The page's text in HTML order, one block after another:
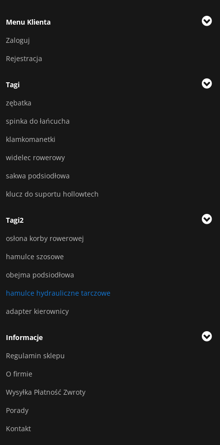
Menu Klienta
Zaloguj
Rejestracja
Tagi
zębatka
spinka do łańcucha
klamkomanetki
widelec rowerowy
sakwa podsiodłowa
klucz do suportu hollowtech
Tagi2
osłona korby rowerowej
hamulce szosowe
obejma podsiodłowa
hamulce hydrauliczne tarczowe
adapter kierownicy
Informacje
Regulamin sklepu
O firmie
Wysyłka Płatność Zwroty
Porady
Kontakt